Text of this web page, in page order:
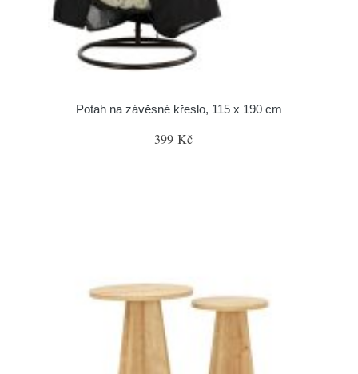
Potah na závěsné křeslo, 115 x 190 cm
399 Kč